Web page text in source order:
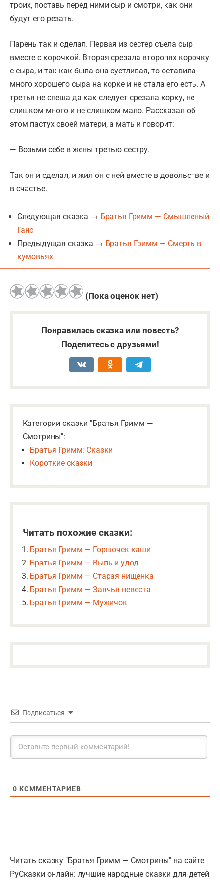
троих, поставь перед ними сыр и смотри, как они
будут его резать.
Парень так и сделал. Первая из сестер съела сыр
вместе с корочкой. Вторая срезала второпях корочку
с сыра, и так как была она суетливая, то оставила
много хорошего сыра на корке и не стала его есть. А
третья не спеша да как следует срезала корку, не
слишком много и не слишком мало. Рассказал об
этом пастух своей матери, а мать и говорит:
— Возьми себе в жены третью сестру.
Так он и сделал, и жил он с ней вместе в довольстве и
в счастье.
Следующая сказка → Братья Гримм — Смышленый
Ганс
Предыдущая сказка → Братья Гримм — Смерть в
кумовьях
(Пока оценок нет)
Понравилась сказка или повесть?
Поделитесь с друзьями!
Категории сказки "Братья Гримм —
Смотрины":
Братья Гримм: Сказки
Короткие сказки
Читать похожие сказки:
Братья Гримм — Горшочек каши
Братья Гримм — Выпь и удод
Братья Гримм — Старая нищенка
Братья Гримм — Заячья невеста
Братья Гримм — Мужичок
Подписаться
0 КОММЕНТАРИЕВ
Читать сказку "Братья Гримм — Смотрины" на сайте
РуСказки онлайн: лучшие народные сказки для детей